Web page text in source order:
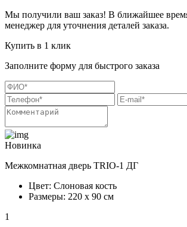
Мы получили ваш заказ! В ближайшее
менеджер для уточнения деталей заказа.
Купить в 1 клик
Заполните форму для быстрого заказа
Новинка
Межкомнатная дверь TRIO-1 ДГ
Цвет: Слоновая кость
Размеры: 220 х 90 см
1